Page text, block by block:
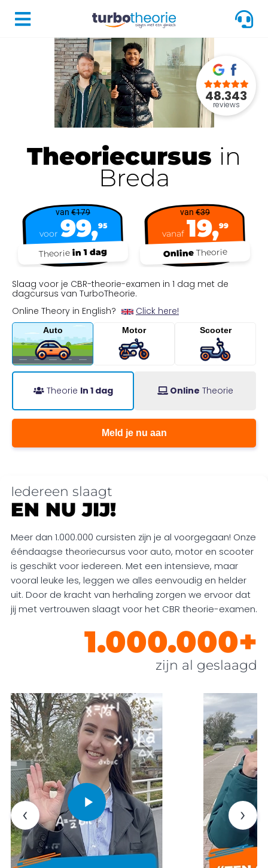
48.343
reviews
Theoriecursus in
Breda
van €179
voor 99,95
Theoriein 1 dag
van €39
vanaf 19,99
OnlineTheorie
Slaag voor je CBR-theorie-examen in 1 dag met de
dagcursus van TurboTheorie.
Online Theory in English?
Click here!
Auto Motor Scooter
Theorie In 1 dag Online Theorie
Meld je nu aan
Iedereen slaagt
EN NU JIJ!
Meer dan 1.000.000 cursisten zijn je al voorgegaan! Onze
ééndaagse theoriecursus voor auto, motor en scooter
is geschikt voor iedereen. Met een intensieve, maar
vooral leuke les, leggen we alles eenvoudig en helder
uit. Door de kracht van herhaling zorgen we ervoor dat
jij met vertrouwen slaagt voor het CBR theorie-examen.
1.000.000+
zijn al geslaagd
‹ ›